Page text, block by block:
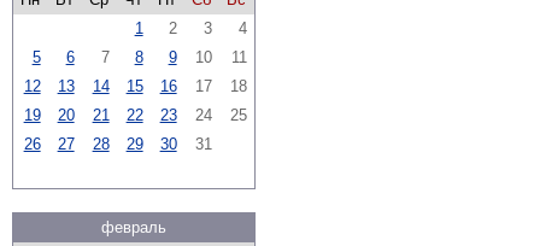
1
2 3
4
5
6 7 8 9 10
11
12
13 14 15 16 17
18
19
20 21 22 23 24
25
26
27 28 29 30 31
февраль